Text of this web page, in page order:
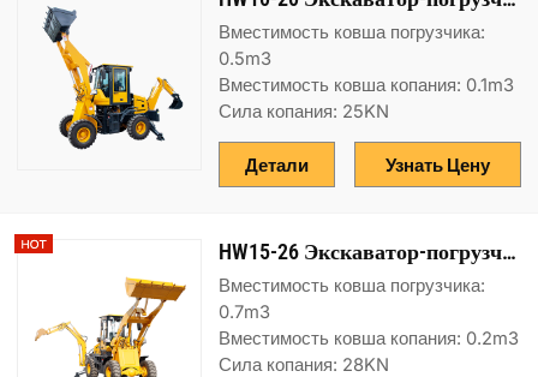
Вместимость ковша погрузчика:
0.5m3
Вместимость ковша копания: 0.1m3
Сила копания: 25KN
Узнать Цену
Детали
HW15-26 Экскаватор-погрузчик
Вместимость ковша погрузчика:
0.7m3
Вместимость ковша копания: 0.2m3
Сила копания: 28KN